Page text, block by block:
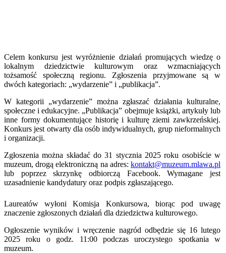
Celem konkursu jest wyróżnienie działań promujących wiedzę o
lokalnym dziedzictwie kulturowym oraz wzmacniających
tożsamość społeczną regionu. Zgłoszenia przyjmowane są w
dwóch kategoriach: „wydarzenie” i „publikacja”.
W kategorii „wydarzenie” można zgłaszać działania kulturalne,
społeczne i edukacyjne. „Publikacja” obejmuje książki, artykuły lub
inne formy dokumentujące historię i kulturę ziemi zawkrzeńskiej.
Konkurs jest otwarty dla osób indywidualnych, grup nieformalnych
i organizacji.
Zgłoszenia można składać do 31 stycznia 2025 roku osobiście w
muzeum, drogą elektroniczną na adres: kontakt@muzeum.mlawa.pl
lub poprzez skrzynkę odbiorczą Facebook. Wymagane jest
uzasadnienie kandydatury oraz podpis zgłaszającego.
Laureatów wyłoni Komisja Konkursowa, biorąc pod uwagę
znaczenie zgłoszonych działań dla dziedzictwa kulturowego.
Ogłoszenie wyników i wręczenie nagród odbędzie się 16 lutego
2025 roku o godz. 11:00 podczas uroczystego spotkania w
muzeum.